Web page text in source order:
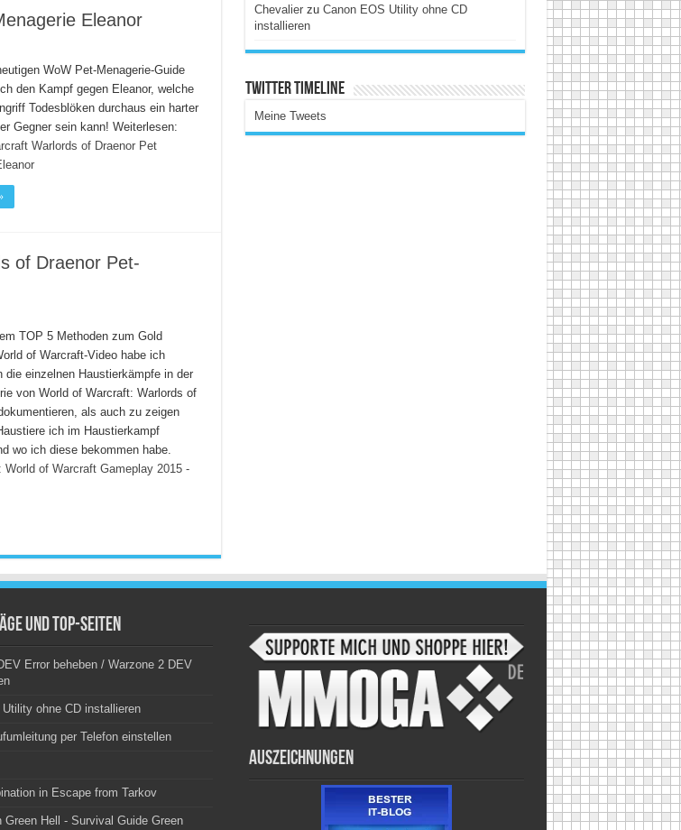
Eleanor
WoW Pet-Menagerie-Guide
den Kampf gegen Eleanor, welche
Todesblöken durchaus ein harter
Gegner sein kann! Weiterlesen:
Warlords of Draenor Pet
of Draenor Pet-
TOP 5 Methoden zum Gold
of Warcraft-Video habe ich
die einzelnen Haustierkämpfe in der
von World of Warcraft: Warlords of
als auch zu zeigen
ich im Haustierkampf
wo ich diese bekommen habe.
World of Warcraft Gameplay 2015 -
Chevalierzu Canon EOS Utility ohne CD
installieren
Twitter Timeline
Meine Tweets
und Top-Seiten
Error beheben / Warzone 2 DEV
ohne CD installieren
per Telefon einstellen
in Escape from Tarkov
Green Hell - Survival Guide Green
Auszeichnungen